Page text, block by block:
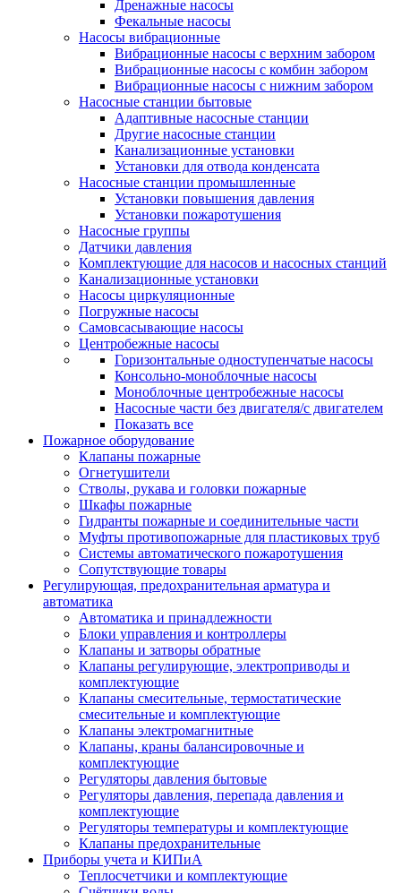
Дренажные насосы
Фекальные насосы
Насосы вибрационные
Вибрационные насосы с верхним забором
Вибрационные насосы с комбин забором
Вибрационные насосы с нижним забором
Насосные станции бытовые
Адаптивные насосные станции
Другие насосные станции
Канализационные установки
Установки для отвода конденсата
Насосные станции промышленные
Установки повышения давления
Установки пожаротушения
Насосные группы
Датчики давления
Комплектующие для насосов и насосных станций
Канализационные установки
Насосы циркуляционные
Погружные насосы
Самовсасывающие насосы
Центробежные насосы
Горизонтальные одноступенчатые насосы
Консольно-моноблочные насосы
Моноблочные центробежные насосы
Насосные части без двигателя/с двигателем
Показать все
Пожарное оборудование
Клапаны пожарные
Огнетушители
Стволы, рукава и головки пожарные
Шкафы пожарные
Гидранты пожарные и соединительные части
Муфты противопожарные для пластиковых труб
Системы автоматического пожаротушения
Сопутствующие товары
Регулирующая, предохранительная арматура и
автоматика
Автоматика и принадлежности
Блоки управления и контроллеры
Клапаны и затворы обратные
Клапаны регулирующие, электроприводы и
комплектующие
Клапаны смесительные, термостатические
смесительные и комплектующие
Клапаны электромагнитные
Клапаны, краны балансировочные и
комплектующие
Регуляторы давления бытовые
Регуляторы давления, перепада давления и
комплектующие
Регуляторы температуры и комплектующие
Клапаны предохранительные
Приборы учета и КИПиА
Теплосчетчики и комплектующие